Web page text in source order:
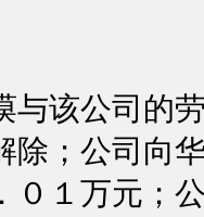
该公司的劳
除；公司向
０１万元；